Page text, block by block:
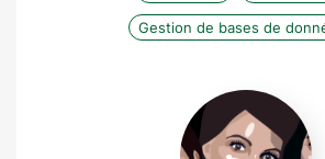
Gestion de bases de
Delphine
Morandet